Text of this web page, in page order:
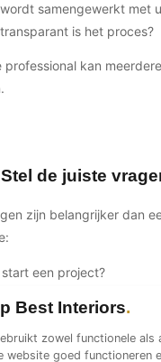
keramiek
samengewerkt met
is het proces?
professional kan
de juiste
zijn belangrijker dan
start een project?
wordt het budget bewaakt?
tijdens uitvoering?
Best Interiors
zowel functionele als
website goed functioneren